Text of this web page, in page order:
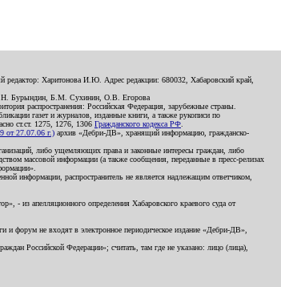
редактор: Харитонова И.Ю. Адрес редакции: 680032, Хабаровский край,
Бурындин, Б.М. Сухинин, О.В. Егорова
распространения: Российская Федерация, зарубежные страны.
газет и журналов, изданные книги, а также рукописи по
ст.ст. 1275, 1276, 1306 Гражданского кодекса РФ
от 27.07.06 г.) архив «Дебри-ДВ», хранящий информацию, гражданско-
либо ущемляющих права и законные интересы граждан, либо
массовой информации (а также сообщения, переданные в пресс-релизах
информации, распространитель не является надлежащим ответчиком,
- из апелляционного определения Хабаровского краевого суда от
и форум не входят в электронное периодическое издание «Дебри-ДВ»,
Российской Федерации»; считать, там где не указано: лицо (лица),